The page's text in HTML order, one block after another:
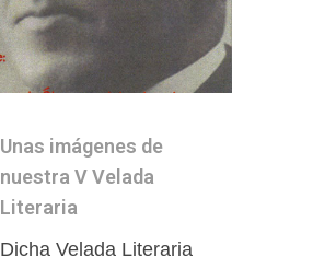
Unas imágenes de
nuestra V Velada
Literaria
Dicha Velada Literaria